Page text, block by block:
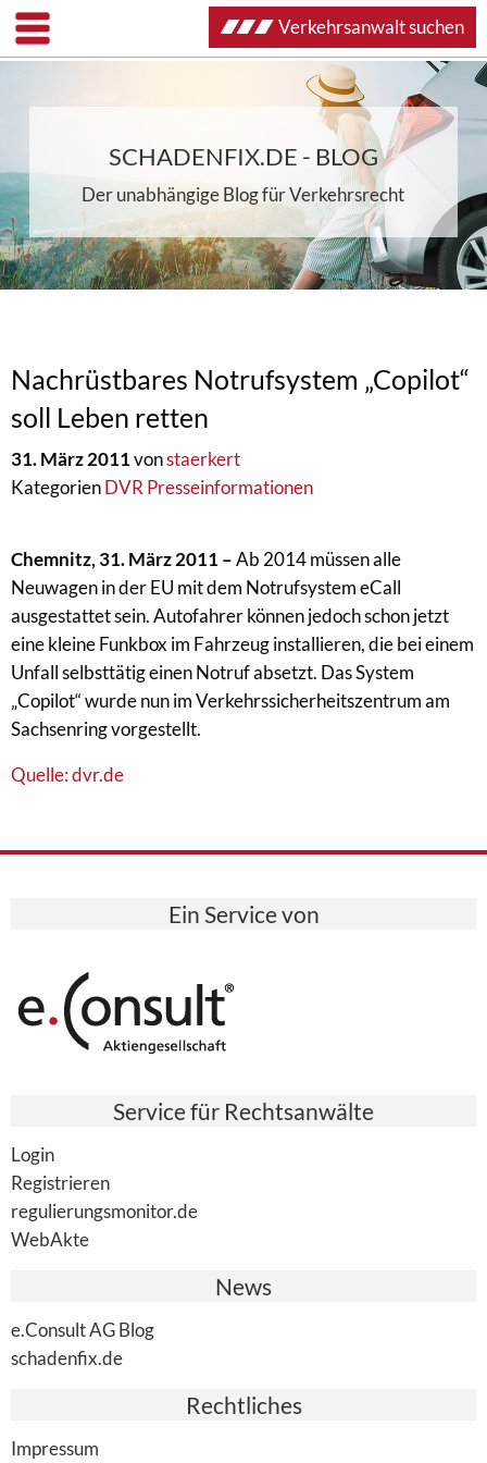
SCHADENFIX.DE - BLOG
Der unabhängige Blog für Verkehrsrecht
Nachrüstbares Notrufsystem „Copilot“
soll Leben retten
31. März 2011vonstaerkert
KategorienDVR Presseinformationen
Chemnitz, 31. März 2011 –Ab 2014 müssen alle
Neuwagen in der EU mit dem Notrufsystem eCall
ausgestattet sein. Autofahrer können jedoch schon jetzt
eine kleine Funkbox im Fahrzeug installieren, die bei einem
Unfall selbsttätig einen Notruf absetzt. Das System
„Copilot“ wurde nun im Verkehrssicherheitszentrum am
Sachsenring vorgestellt.
Quelle: dvr.de
Ein Service von
Service für Rechtsanwälte
Login
Registrieren
regulierungsmonitor.de
WebAkte
News
e.Consult AG Blog
schadenfix.de
Rechtliches
Impressum
Verkehrsanwalt suchen